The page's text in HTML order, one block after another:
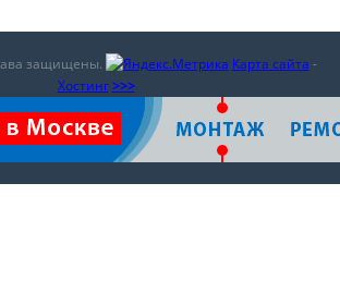
защищены. Карта сайта -
Хостинг >>>